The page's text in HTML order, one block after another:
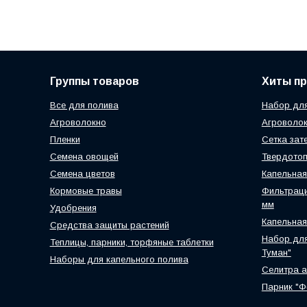
Группы товаров
Все для полива
Агроволокно
Пленки
Семена овощей
Семена цветов
Кормовые травы
Удобрения
Средства защиты растений
Теплицы, парники, торфяные таблетки
Наборы для капельного полива
Хиты
Набор
Сетка
мм
Набор
Туман"
Селитра
Парник